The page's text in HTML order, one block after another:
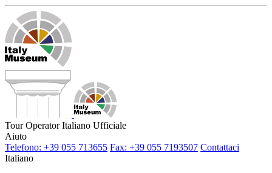
Tour Operator Italiano Ufficiale
Aiuto
Telefono: +39 055 713655 Fax: +39 055 7193507 Contattaci
Italiano